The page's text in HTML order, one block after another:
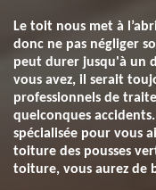
Le toit nous met à
donc ne pas négliger
peut durer jusqu'à un
vous avez, il serait
professionnels de
quelconques
spécialisée pour vous
toiture des pousses
toiture, vous aurez de